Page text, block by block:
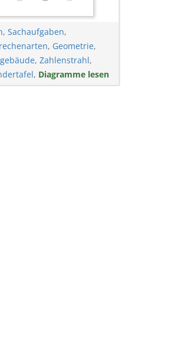
,Sachaufgaben,
, Geometrie,
,Zahlenstrahl,
, Diagramme lesen